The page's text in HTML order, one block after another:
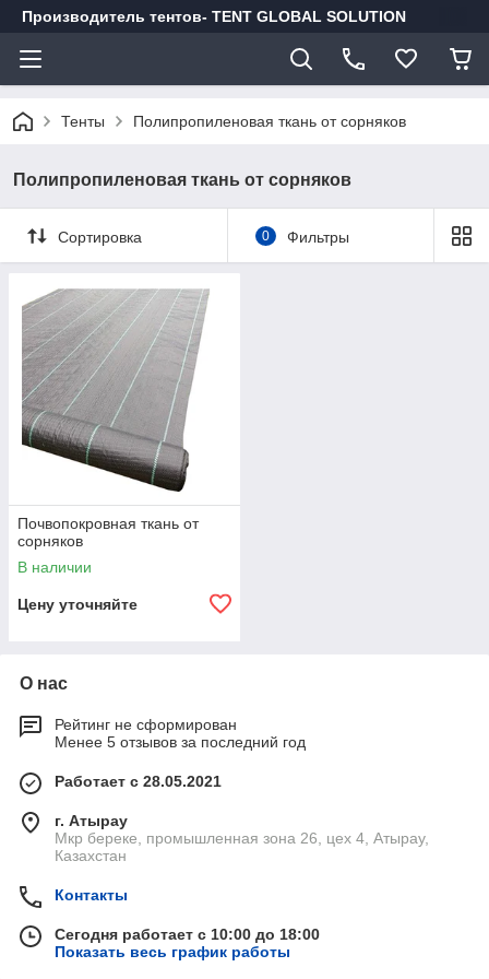
Производитель тентов- TENT GLOBAL SOLUTION
Тенты Полипропиленовая ткань от сорняков
Полипропиленовая ткань от сорняков
Сортировка 0 Фильтры
Почвопокровная ткань от
сорняков
В наличии
Цену уточняйте
О нас
Рейтинг не сформирован
Менее 5 отзывов за последний год
Работает с 28.05.2021
г. Атырау
Мкр береке, промышленная зона 26, цех 4, Атырау,
Казахстан
Контакты
Сегодня работает с 10:00 до 18:00
Показать весь график работы